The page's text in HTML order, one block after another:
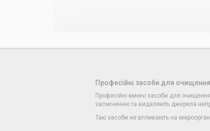
Професійні засоби для
Професійні миючі засоби для
засміченню та видаляють джерела
Такі засоби не впливають на